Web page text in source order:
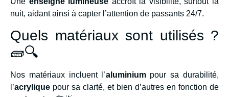
nuit, aidant ainsi à capter l’attention de passants 24/7.
Quels matériaux sont utilisés ?
🧱🔍
Nos matériaux incluent l’aluminiumpour sa durabilité,
l’acrylique pour sa clarté, et bien d’autres en fonction de